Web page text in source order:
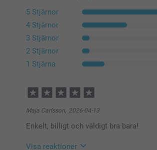
5 Stjärnor
4 Stjärnor
3 Stjärnor
2 Stjärnor
1 Stjärna
Maja Carlsson, 2026-04-13
Enkelt, billigt och väldigt bra bara!
Visa reaktioner